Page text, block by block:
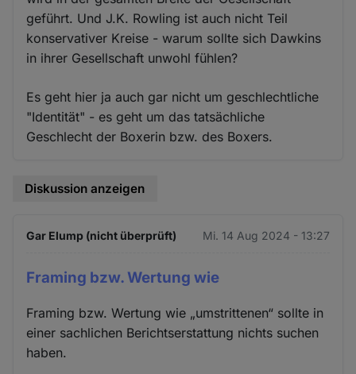
geführt. Und J.K. Rowling ist auch nicht Teil
konservativer Kreise - warum sollte sich Dawkins
in ihrer Gesellschaft unwohl fühlen?
Es geht hier ja auch gar nicht um geschlechtliche
"Identität" - es geht um das tatsächliche
Geschlecht der Boxerin bzw. des Boxers.
Diskussion anzeigen
Gar Elump (nicht überprüft) Mi. 14 Aug 2024 - 13:27
Framing bzw. Wertung wie
Framing bzw. Wertung wie „umstrittenen“ sollte in
einer sachlichen Berichtserstattung nichts suchen
haben.